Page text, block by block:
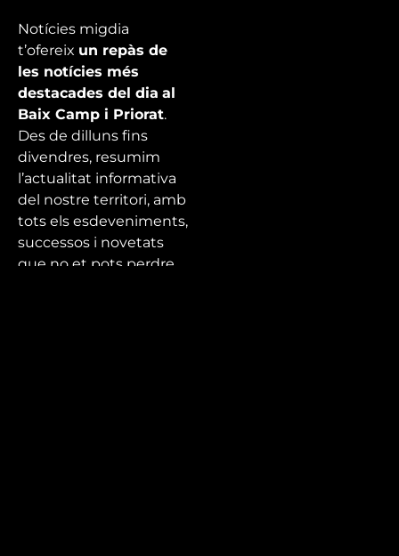
Notícies migdia
t’ofereix un repàs de
les notícies més
destacades del dia al
Baix Camp i Priorat.
Des de dilluns fins
divendres, resumim
l’actualitat informativa
del nostre territori, amb
tots els esdeveniments,
successos i novetats
que no et pots perdre.